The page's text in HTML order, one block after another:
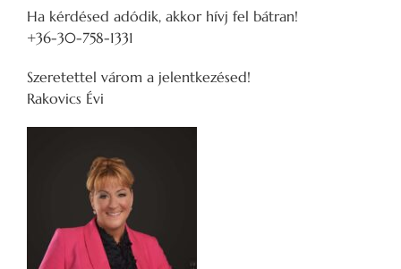
Ha kérdésed adódik, akkor hívj fel bátran!
+36-30-758-1331
Szeretettel várom a jelentkezésed!
Rakovics Évi